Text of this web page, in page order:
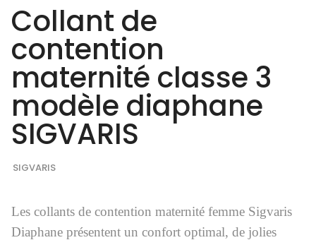
Collant de
contention
maternité classe 3
modèle diaphane
SIGVARIS
SIGVARIS
Les collants de contention maternité femme Sigvaris
Diaphane présentent un confort optimal, de jolies